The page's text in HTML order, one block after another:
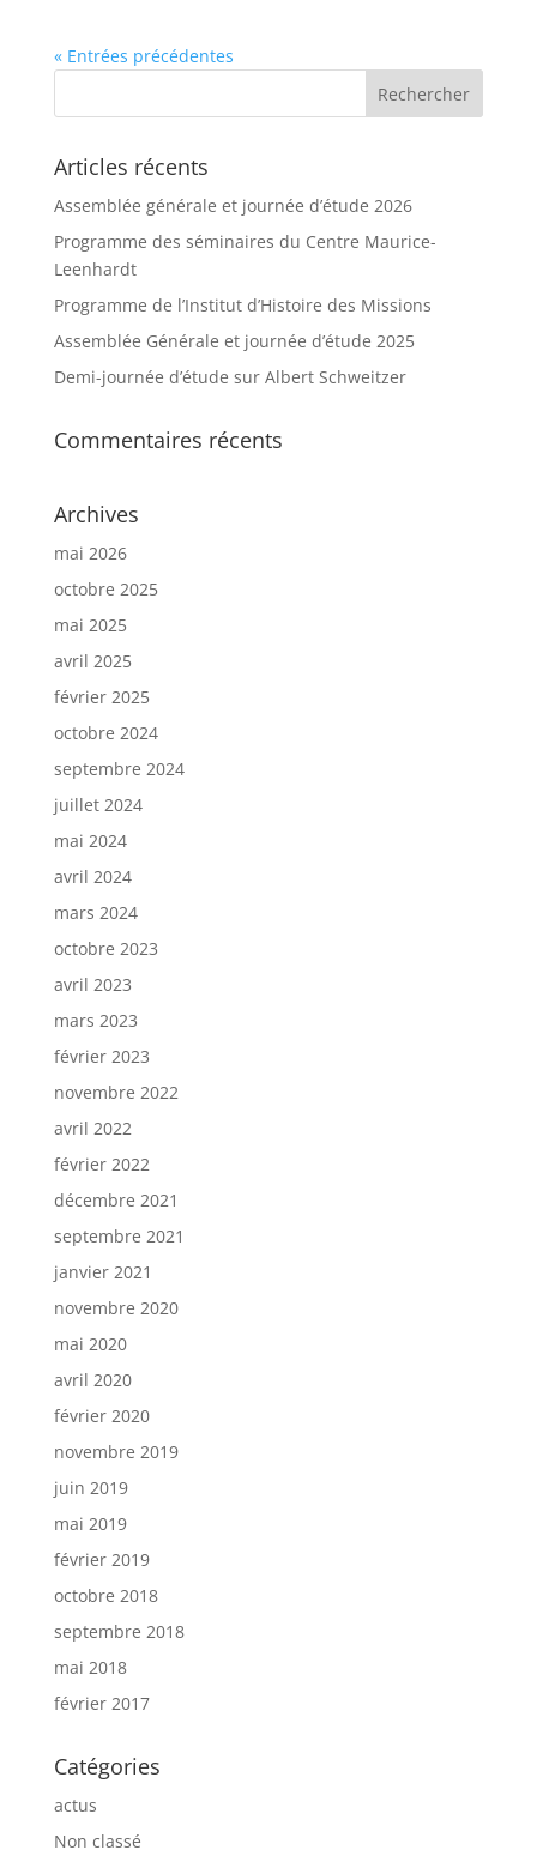
« Entrées précédentes
Articles récents
Assemblée générale et journée d’étude 2026
Programme des séminaires du Centre Maurice-
Leenhardt
Programme de l’Institut d’Histoire des Missions
Assemblée Générale et journée d’étude 2025
Demi-journée d’étude sur Albert Schweitzer
Commentaires récents
Archives
mai 2026
octobre 2025
mai 2025
avril 2025
février 2025
octobre 2024
septembre 2024
juillet 2024
mai 2024
avril 2024
mars 2024
octobre 2023
avril 2023
mars 2023
février 2023
novembre 2022
avril 2022
février 2022
décembre 2021
septembre 2021
janvier 2021
novembre 2020
mai 2020
avril 2020
février 2020
novembre 2019
juin 2019
mai 2019
février 2019
octobre 2018
septembre 2018
mai 2018
février 2017
Catégories
actus
Non classé